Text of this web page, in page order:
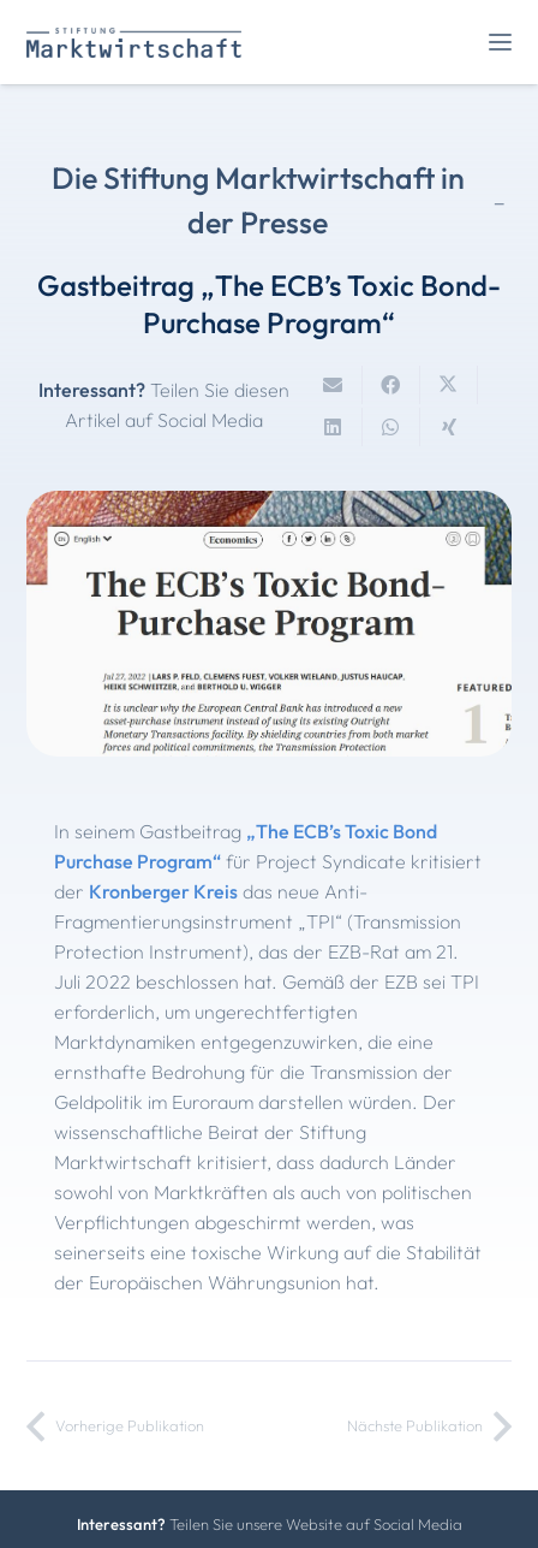
Die Stiftung Marktwirtschaft in
der Presse
-
Gastbeitrag „The ECB’s Toxic Bond-
Purchase Program“
Interessant?Teilen Sie diesen
Artikel auf Social Media
In seinem Gastbeitrag „The ECB’s Toxic Bond
Purchase Program“für Project Syndicate kritisiert
der Kronberger Kreisdas neue Anti-
Fragmentierungsinstrument „TPI“ (Transmission
Protection Instrument), das der EZB-Rat am 21.
Juli 2022 beschlossen hat. Gemäß der EZB sei TPI
erforderlich, um ungerechtfertigten
Marktdynamiken entgegenzuwirken, die eine
ernsthafte Bedrohung für die Transmission der
Geldpolitik im Euroraum darstellen würden. Der
wissenschaftliche Beirat der Stiftung
Marktwirtschaft kritisiert, dass dadurch Länder
sowohl von Marktkräften als auch von politischen
Verpflichtungen abgeschirmt werden, was
seinerseits eine toxische Wirkung auf die Stabilität
der Europäischen Währungsunion hat.
Vorherige Publikation Nächste Publikation
Interessant? Teilen Sie unsere Website auf Social Media